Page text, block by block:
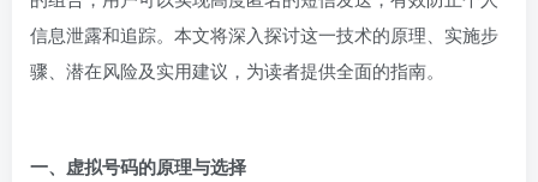
信息泄露和追踪。本文将深入探讨这一技术的原理、实施步
骤、潜在风险及实用建议，为读者提供全面的指南。
一、虚拟号码的原理与选择